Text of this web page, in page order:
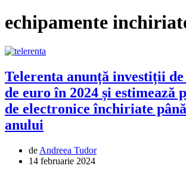
echipamente
Telerenta anunță investiții
de euro în 2024 și estimează
de electronice închiriate
anului
de Andreea Tudor
14 februarie 2024